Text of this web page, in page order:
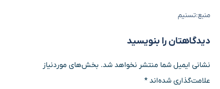
منبع:تسنیم
دیدگاهتان را بنویسید
نشانی ایمیل شما منتشر نخواهد شد. بخش‌های موردنیاز
علامت‌گذاری شده‌اند*